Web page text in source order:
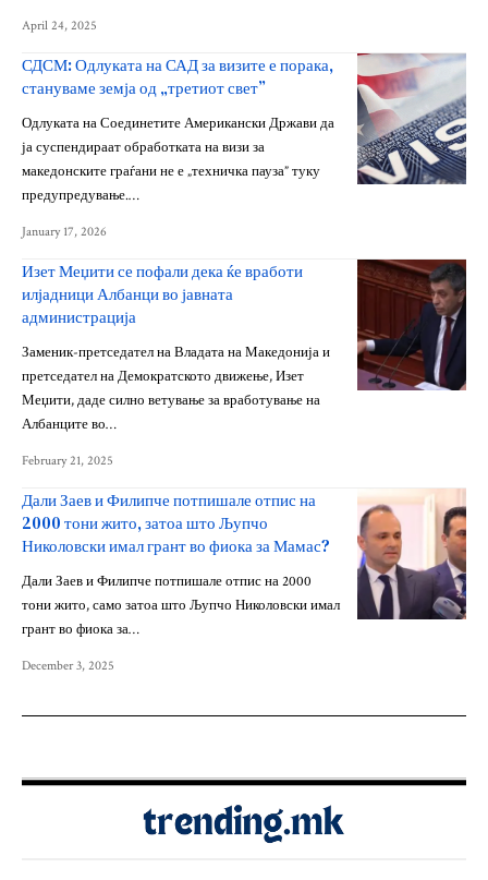
April 24, 2025
СДСМ: Одлуката на САД за визите е порака,
стануваме земја од „третиот свет”
Одлуката на Соединетите Американски Држави да
ја суспендираат обработката на визи за
македонските граѓани не е „техничка пауза” туку
предупредување.…
January 17, 2026
Изет Меџити се пофали дека ќе вработи
илјадници Албанци во јавната
администрација
Заменик-претседател на Владата на Македонија и
претседател на Демократското движење, Изет
Меџити, даде силно ветување за вработување на
Албанците во…
February 21, 2025
Дали Заев и Филипче потпишале отпис на
2000 тони жито, затоа што Љупчо
Николовски имал грант во фиока за Мамас?
Дали Заев и Филипче потпишале отпис на 2000
тони жито, само затоа што Љупчо Николовски имал
грант во фиока за…
December 3, 2025